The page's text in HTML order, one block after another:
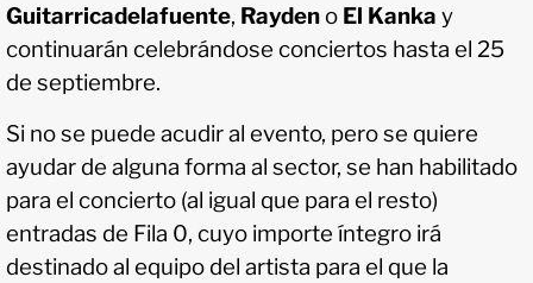
Guitarricadelafuente, Raydeno El Kanka y
continuarán celebrándose conciertos hasta el 25
de septiembre.
Si no se puede acudir al evento, pero se quiere
ayudar de alguna forma al sector, se han habilitado
para el concierto (al igual que para el resto)
entradas de Fila 0, cuyo importe íntegro irá
destinado al equipo del artista para el que la